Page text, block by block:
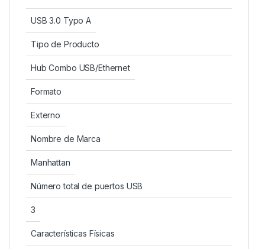
USB 3.0 Typo A
Tipo de Producto
Hub Combo USB/Ethernet
Formato
Externo
Nombre de Marca
Manhattan
Número total de puertos USB
3
Características Físicas